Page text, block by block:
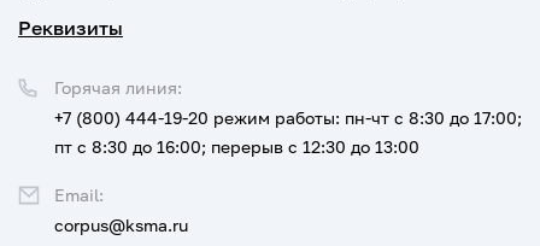
Реквизиты
Горячая линия:
+7 (800) 444-19-20 режим работы: пн-чт с 8:30 до 17:00;
пт с 8:30 до 16:00; перерыв с 12:30 до 13:00
Email:
corpus@ksma.ru